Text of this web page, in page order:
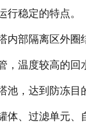
行稳定的特点。
部隔离区外圈
，温度较高的回
池，达到防冻目
、过滤单元、